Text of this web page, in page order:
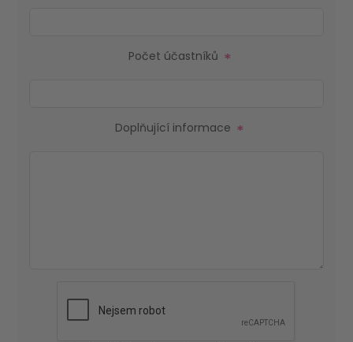
Počet účastníků *
Doplňující informace *